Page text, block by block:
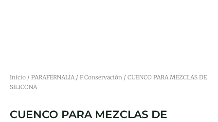
Inicio / PARAFERNALIA/ P.Conservación / CUENCO PARA MEZCLAS DE
SILICONA
CUENCO PARA MEZCLAS DE